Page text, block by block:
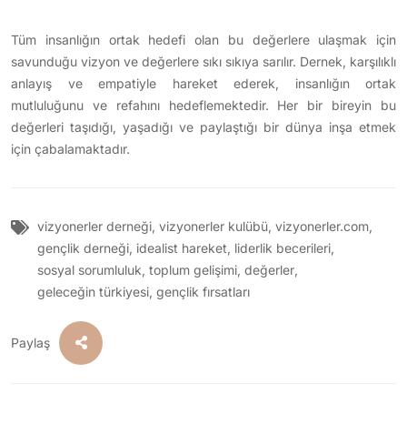
Tüm insanlığın ortak hedefi olan bu değerlere ulaşmak için
savunduğu vizyon ve değerlere sıkı sıkıya sarılır. Dernek, karşılıklı
anlayış ve empatiyle hareket ederek, insanlığın ortak
mutluluğunu ve refahını hedeflemektedir. Her bir bireyin bu
değerleri taşıdığı, yaşadığı ve paylaştığı bir dünya inşa etmek
için çabalamaktadır.
vizyonerler derneği, vizyonerler kulübü, vizyonerler.com,
gençlik derneği, idealist hareket, liderlik becerileri,
sosyal sorumluluk, toplum gelişimi, değerler,
geleceğin türkiyesi, gençlik fırsatları
Paylaş